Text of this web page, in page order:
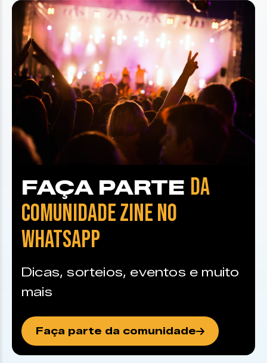
FAÇA PARTE DA
COMUNIDADE ZINE NO
WHATSAPP
Dicas, sorteios, eventos e muito
mais
Faça parte da comunidade